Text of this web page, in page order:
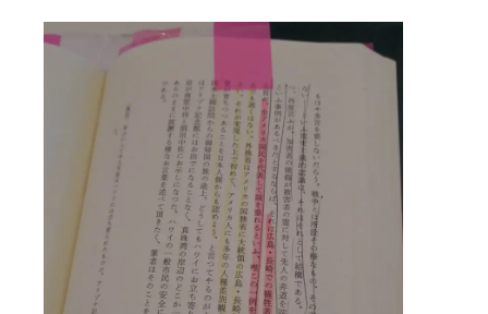
ス
い
出
ス
ナ
ッ